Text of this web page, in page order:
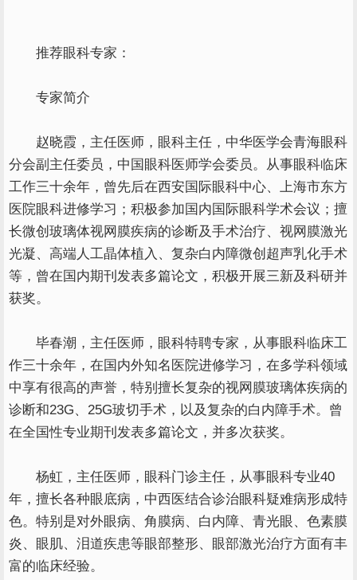
推荐眼科专家：
专家简介
赵晓霞，主任医师，眼科主任，中华医学会青海眼科
分会副主任委员，中国眼科医师学会委员。从事眼科临床
工作三十余年，曾先后在西安国际眼科中心、上海市东方
医院眼科进修学习；积极参加国内国际眼科学术会议；擅
长微创玻璃体视网膜疾病的诊断及手术治疗、视网膜激光
光凝、高端人工晶体植入、复杂白内障微创超声乳化手术
等，曾在国内期刊发表多篇论文，积极开展三新及科研并
获奖。
毕春潮，主任医师，眼科特聘专家，从事眼科临床工
作三十余年，在国内外知名医院进修学习，在多学科领域
中享有很高的声誉，特别擅长复杂的视网膜玻璃体疾病的
诊断和23G、25G玻切手术，以及复杂的白内障手术。曾
在全国性专业期刊发表多篇论文，并多次获奖。
杨虹，主任医师，眼科门诊主任，从事眼科专业40
年，擅长各种眼底病，中西医结合诊治眼科疑难病形成特
色。特别是对外眼病、角膜病、白内障、青光眼、色素膜
炎、眼肌、泪道疾患等眼部整形、眼部激光治疗方面有丰
富的临床经验。